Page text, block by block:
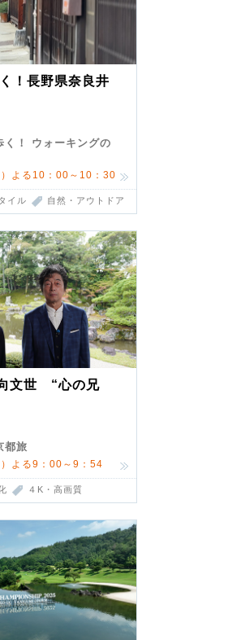
！長野県奈良井
く！ ウォーキングの
よる10：00～10：30
イル 自然・アウトドア
文世 “心の兄
都旅
よる9：00～9：54
４K・高画質